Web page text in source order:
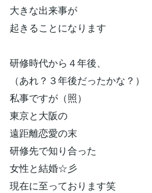
大きな出来事が
起きることになります
研修時代から４年後、
（あれ？３年後だったかな？）
私事ですが（照）
東京と大阪の
遠距離恋愛の末
研修先で知り合った
女性と結婚☆彡
現在に至っております笑